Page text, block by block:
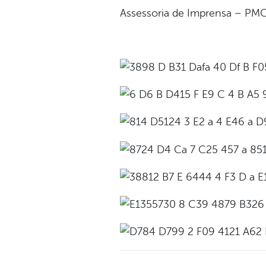
Assessoria de Imprensa –